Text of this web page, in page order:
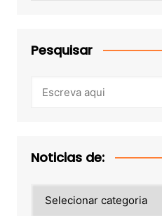
Pesquisar
Noticias de:
de: